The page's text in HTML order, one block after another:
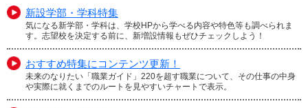
新設学部・学科特集
気になる新学部・学科は、学校HPから学べる内容や特色等も調べられま
す。志望校を決定する前に、新増設情報もぜひチェックしよう！
おすすめ特集にコンテンツ更新！
未来のなりたい「職業ガイド」220を超す職業について、その仕事の中身
や実際に就くまでのルートを見やすいチャートで表示。